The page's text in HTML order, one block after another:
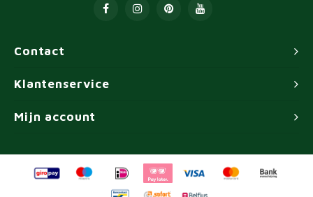
Contact
Klantenservice
Mijn account